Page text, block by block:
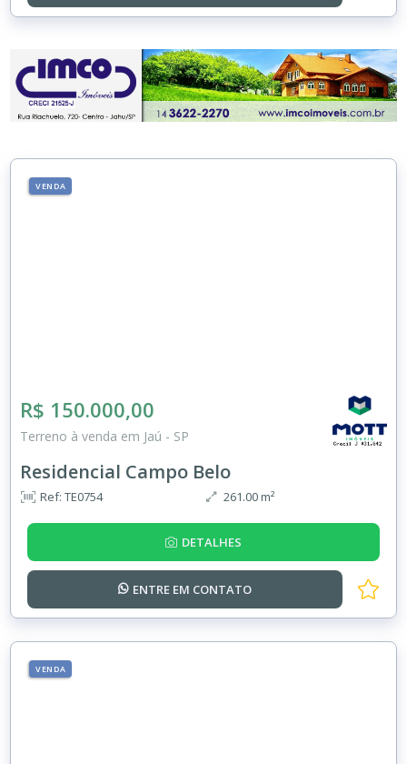
VENDA
R$ 150.000,00
Terreno à venda em Jaú - SP
Residencial Campo Belo
Ref: TE0754 261.00 m²
DETALHES
ENTRE EM CONTATO
VENDA